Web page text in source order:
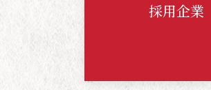
採用企業